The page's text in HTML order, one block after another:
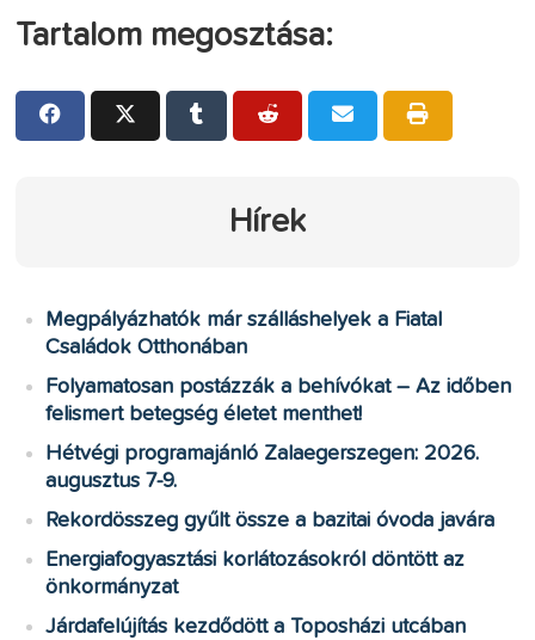
Tartalom megosztása:
Hírek
Megpályázhatók már szálláshelyek a Fiatal
Családok Otthonában
Folyamatosan postázzák a behívókat – Az időben
felismert betegség életet menthet!
Hétvégi programajánló Zalaegerszegen: 2026.
augusztus 7-9.
Rekordösszeg gyűlt össze a bazitai óvoda javára
Energiafogyasztási korlátozásokról döntött az
önkormányzat
Járdafelújítás kezdődött a Toposházi utcában